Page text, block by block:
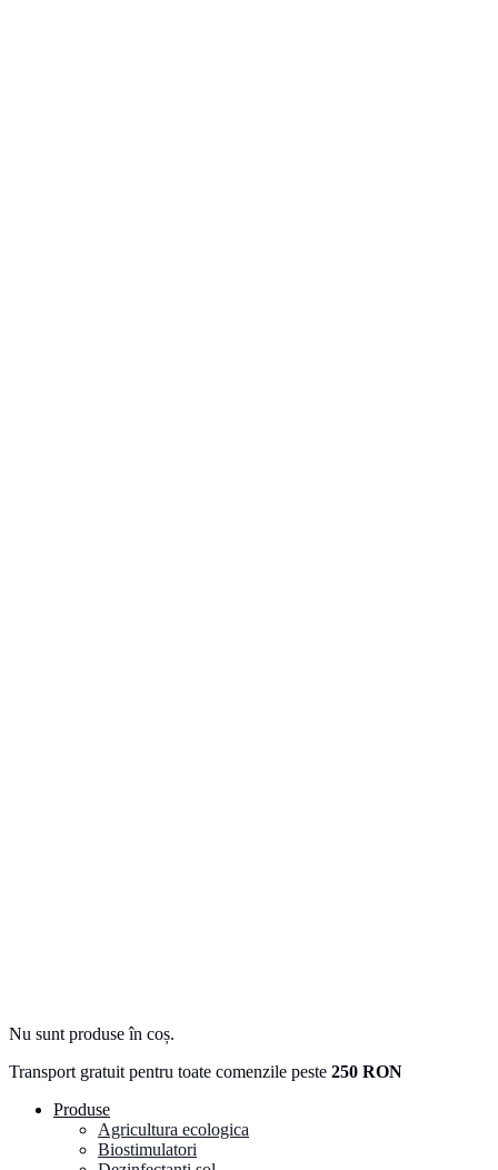
Nu sunt produse în coș.
Transport gratuit pentru toate comenzile peste 250 RON
Produse
Agricultura ecologica
Biostimulatori